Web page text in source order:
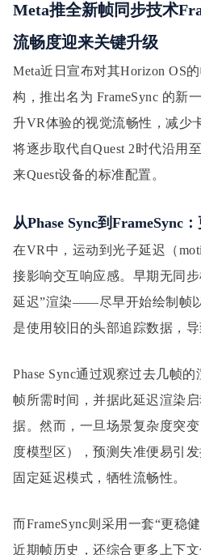
Meta推全新帧同步技术
流畅度迎来关键升级
Meta近日宣布对其Horizon OS
构，推出名为 FrameSync 的新
升VR体验的视觉流畅性，减少
将逐步取代自Quest 2时代沿用
来Quest设备的标准配置。
从Phase Sync到FrameSync
在VR中，运动到光子延迟（
接影响交互响应感。早期无同
延迟”渲染——尽早开始绘制帧
是使用较旧的头部追踪数据，导
Phase Sync通过观察过去几帧
帧所需时间，并据此延迟渲染
据。然而，一旦场景复杂度突
度模型区），预测失准便易引
固定延迟模式，牺牲流畅性。
而FrameSync则采用一套“更稳
近期帧历史，还综合更多上下